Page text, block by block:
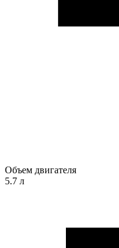
Объем двигателя
5.7 л